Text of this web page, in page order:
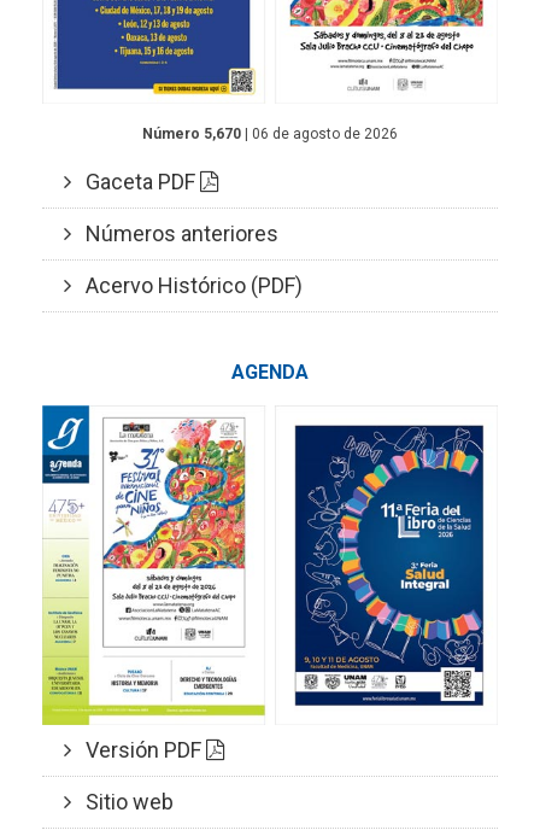
Número 5,670 | 06 de agosto de 2026
Gaceta PDF
Números anteriores
Acervo Histórico (PDF)
AGENDA
Versión PDF
Sitio web